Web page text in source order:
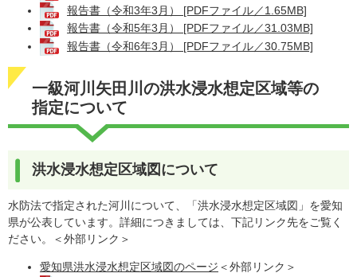
報告書（令和3年3月） [PDFファイル／1.65MB]
報告書（令和5年3月） [PDFファイル／31.03MB]
報告書（令和6年3月） [PDFファイル／30.75MB]
一級河川矢田川の洪水浸水想定区域等の
指定について
洪水浸水想定区域図について
水防法で指定された河川について、「洪水浸水想定区域図」を愛知
県が公表しています。詳細につきましては、下記リンク先をご覧く
ださい。
＜外部リンク＞
愛知県洪水浸水想定区域図のページ ＜外部リンク＞